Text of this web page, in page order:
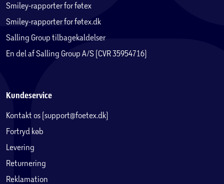
Smiley-rapporter for føtex
Smiley-rapporter for føtex.dk
Salling Group tilbagekaldelser
En del af Salling Group A/S (CVR 35954716)
Kundeservice
Kontakt os (support@foetex.dk)
Fortryd køb
Levering
Returnering
Reklamation